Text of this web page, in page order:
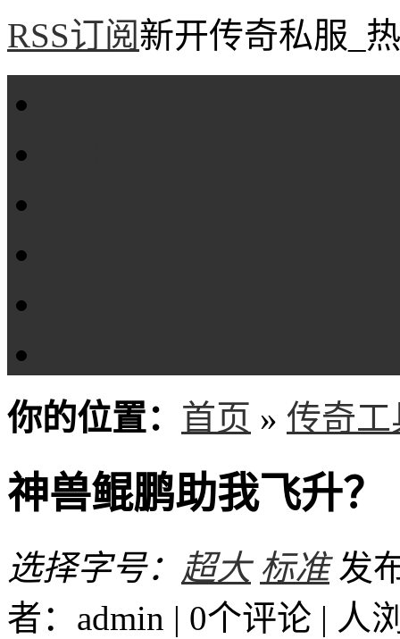
RSS订阅新开传奇私服_
你的位置： 首页 » 传奇工
神兽鲲鹏助我飞升？
选择字号： 超大 标准 发
者：admin | 0个评论 | 人